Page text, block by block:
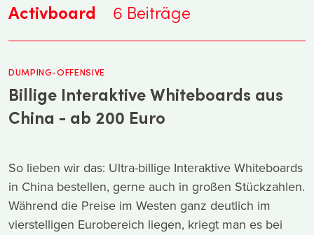
Activboard 6 Beiträge
DUMPING-OFFENSIVE
Billige Interaktive Whiteboards aus
China - ab 200 Euro
So lieben wir das: Ultra-billige Interaktive Whiteboards
in China bestellen, gerne auch in großen Stückzahlen.
Während die Preise im Westen ganz deutlich im
vierstelligen Eurobereich liegen, kriegt man es bei